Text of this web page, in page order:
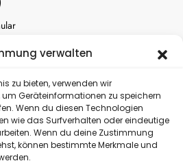
verwalten
zu bieten, verwenden wir
Geräteinformationen zu speichern
Wenn du diesen Technologien
wie das Surfverhalten oder eindeutige
Wenn du deine Zustimmung
können bestimmte Merkmale und